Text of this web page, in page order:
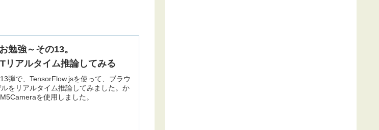
勉強～その13。
アルタイム推論してみる
弾で、TensorFlow.jsを使って、ブラウ
をリアルタイム推論してみました。か
を使用しました。